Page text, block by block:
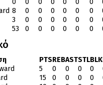
0 0 0 0 0 0 0
8 0 0 0 0 0 0
3 0 0 0 0 0 0
53 0 0 0 0 0 0
PTSREBASTSTLBLK
5 0 0 0 0
15 0 0 0 0